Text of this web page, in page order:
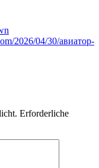
2026/04/30/авиатор-
Erforderliche